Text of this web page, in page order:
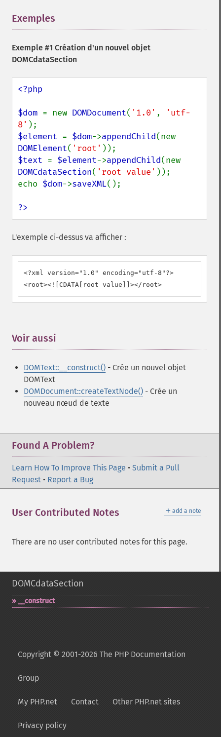
Exemples
Exemple #1 Création d'un nouvel objet
DOMCdataSection
<?php
$dom = new DOMDocument( '1.0' ,
'utf-
8'
$element = $dom->appendChild
DOMElement( 'root'
$text = $element->appendChild
DOMCdataSection( 'root value' ));
echo $dom->saveXML();
?>
L'exemple ci-dessus va afficher :
<?xml version="1.0" encoding="utf-8"?>
<root><![CDATA[root value]]></root>
Voir aussi
DOMText::__construct() - Crée un nouvel objet
DOMText
DOMDocument::createTextNode() - Crée un
nouveau nœud de texte
Found A Problem?
Learn How To Improve This Page • Submit a Pull
Request • Report a Bug
＋ add a note
User Contributed Notes
There are no user contributed notes for this page.
DOMCdataSection
_​_​construct
Copyright © 2001-2026 The PHP Documentation
Group
My PHP.net Contact Other PHP.net sites
Privacy policy